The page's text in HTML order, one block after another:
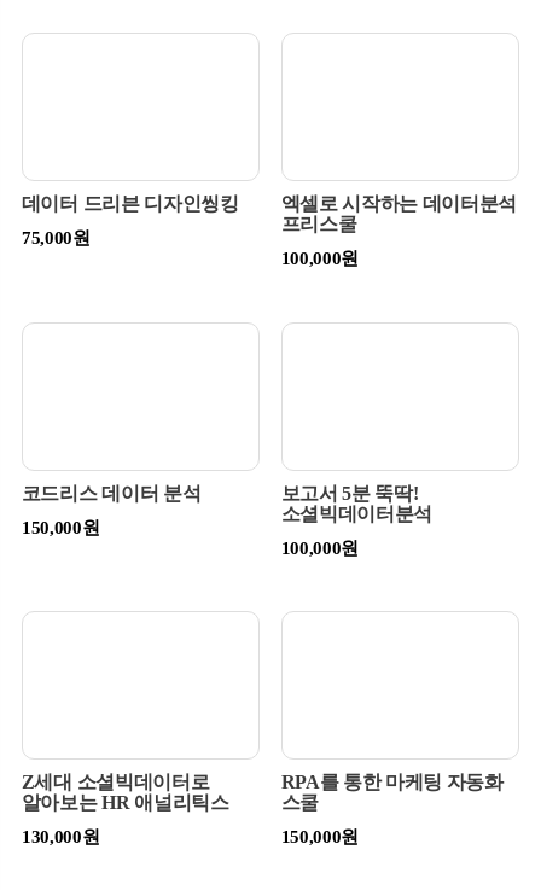
데이터 드리븐 디자인씽킹
75,000원
엑셀로 시작하는 데이터분석
프리스쿨
100,000원
코드리스 데이터 분석
150,000원
보고서 5분 뚝딱!
소셜빅데이터분석
100,000원
Z세대 소셜빅데이터로
알아보는 HR 애널리틱스
130,000원
RPA를 통한 마케팅 자동화
스쿨
150,000원